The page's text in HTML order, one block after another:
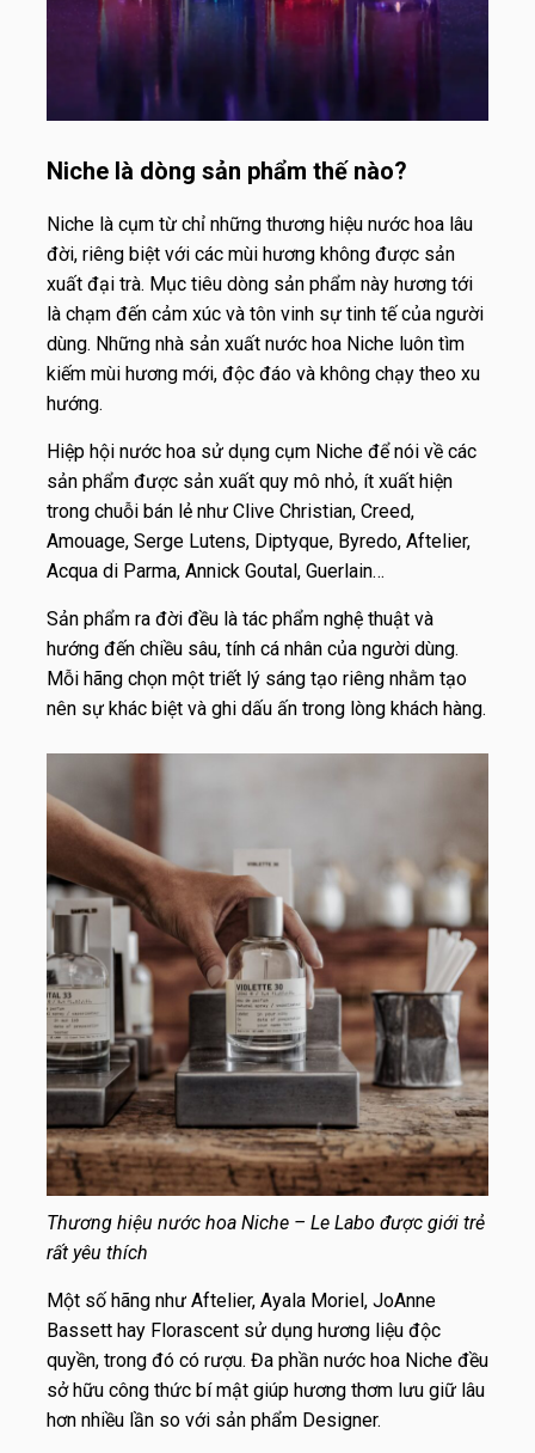
Niche là dòng sản phẩm thế nào?
Niche là cụm từ chỉ những thương hiệu nước hoa lâu
đời, riêng biệt với các mùi hương không được sản
xuất đại trà. Mục tiêu dòng sản phẩm này hương tới
là chạm đến cảm xúc và tôn vinh sự tinh tế của người
dùng. Những nhà sản xuất nước hoa Niche luôn tìm
kiếm mùi hương mới, độc đáo và không chạy theo xu
hướng.
Hiệp hội nước hoa sử dụng cụm Niche để nói về các
sản phẩm được sản xuất quy mô nhỏ, ít xuất hiện
trong chuỗi bán lẻ như Clive Christian, Creed,
Amouage, Serge Lutens, Diptyque, Byredo, Aftelier,
Acqua di Parma, Annick Goutal, Guerlain…
Sản phẩm ra đời đều là tác phẩm nghệ thuật và
hướng đến chiều sâu, tính cá nhân của người dùng.
Mỗi hãng chọn một triết lý sáng tạo riêng nhằm tạo
nên sự khác biệt và ghi dấu ấn trong lòng khách hàng.
Thương hiệu nước hoa Niche – Le Labo được giới trẻ
rất yêu thích
Một số hãng như Aftelier, Ayala Moriel, JoAnne
Bassett hay Florascent sử dụng hương liệu độc
quyền, trong đó có rượu. Đa phần nước hoa Niche đều
sở hữu công thức bí mật giúp hương thơm lưu giữ lâu
hơn nhiều lần so với sản phẩm Designer.